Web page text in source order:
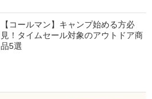
【コールマン】キャンプ始める方必
見！タイムセール対象のアウトドア商
品5選